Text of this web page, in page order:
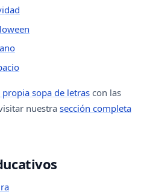
sopa de letras con las
nuestra sección completa